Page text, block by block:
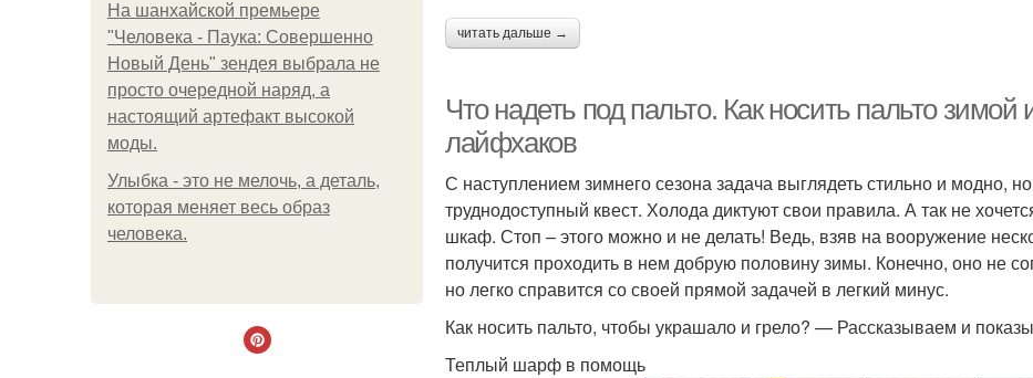
На шанхайской премьере
"Человека - Паука: Совершенно
Новый День" зендея выбрала не
просто очередной наряд, а
настоящий артефакт высокой
моды.
Улыбка - это не мелочь, а деталь,
которая меняет весь образ
человека.
читать дальше →
Что надеть под пальто. Как носить пальто
лайфхаков
С наступлением зимнего сезона задача выглядеть стильно и модно,
труднодоступный квест. Холода диктуют свои правила. А так не
шкаф. Стоп – этого можно и не делать! Ведь, взяв на вооружение
получится проходить в нем добрую половину зимы. Конечно, оно не
но легко справится со своей прямой задачей в легкий минус.
Как носить пальто, чтобы украшало и грело? — Рассказываем и
Теплый шарф в помощь